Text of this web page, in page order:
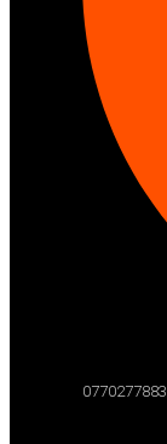
0770277883